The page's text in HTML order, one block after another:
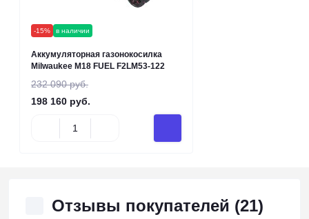
-15% в наличии
Аккумуляторная газонокосилка
Milwaukee M18 FUEL F2LM53-122
232 090 руб.
198 160 руб.
Отзывы покупателей (21)